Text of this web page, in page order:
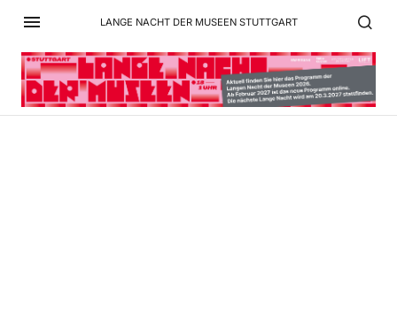
LANGE NACHT DER MUSEEN STUTTGART